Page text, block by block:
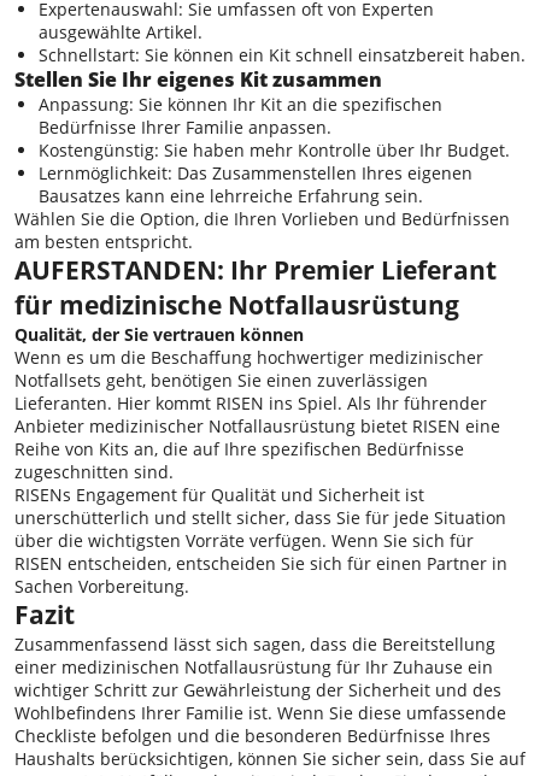
Expertenauswahl: Sie umfassen oft von Experten
ausgewählte Artikel.
Schnellstart: Sie können ein Kit schnell einsatzbereit haben.
Stellen Sie Ihr eigenes Kit zusammen
Anpassung: Sie können Ihr Kit an die spezifischen
Bedürfnisse Ihrer Familie anpassen.
Kostengünstig: Sie haben mehr Kontrolle über Ihr Budget.
Lernmöglichkeit: Das Zusammenstellen Ihres eigenen
Bausatzes kann eine lehrreiche Erfahrung sein.
Wählen Sie die Option, die Ihren Vorlieben und Bedürfnissen
am besten entspricht.
AUFERSTANDEN: Ihr Premier Lieferant
für medizinische Notfallausrüstung
Qualität, der Sie vertrauen können
Wenn es um die Beschaffung hochwertiger medizinischer
Notfallsets geht, benötigen Sie einen zuverlässigen
Lieferanten. Hier kommt RISEN ins Spiel. Als Ihr führender
Anbieter medizinischer Notfallausrüstung bietet RISEN eine
Reihe von Kits an, die auf Ihre spezifischen Bedürfnisse
zugeschnitten sind.
RISENs Engagement für Qualität und Sicherheit ist
unerschütterlich und stellt sicher, dass Sie für jede Situation
über die wichtigsten Vorräte verfügen. Wenn Sie sich für
RISEN entscheiden, entscheiden Sie sich für einen Partner in
Sachen Vorbereitung.
Fazit
Zusammenfassend lässt sich sagen, dass die Bereitstellung
einer medizinischen Notfallausrüstung für Ihr Zuhause ein
wichtiger Schritt zur Gewährleistung der Sicherheit und des
Wohlbefindens Ihrer Familie ist. Wenn Sie diese umfassende
Checkliste befolgen und die besonderen Bedürfnisse Ihres
Haushalts berücksichtigen, können Sie sicher sein, dass Sie auf